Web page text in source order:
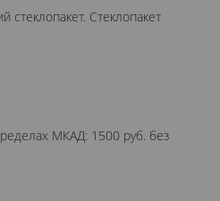
стеклопакет. Стеклопакет
МКАД: 1500 руб. без